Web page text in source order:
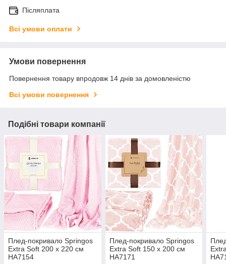
Післяплата
Всі умови оплати
Умови повернення
Повернення товару впродовж 14 днів за домовленістю
Всі умови повернення
Подібні товари компанії
Плед-покривало Springos
Extra Soft 200 x 220 см
HA7154
Плед-покривало Springos
Extra Soft 150 x 200 см
HA7171